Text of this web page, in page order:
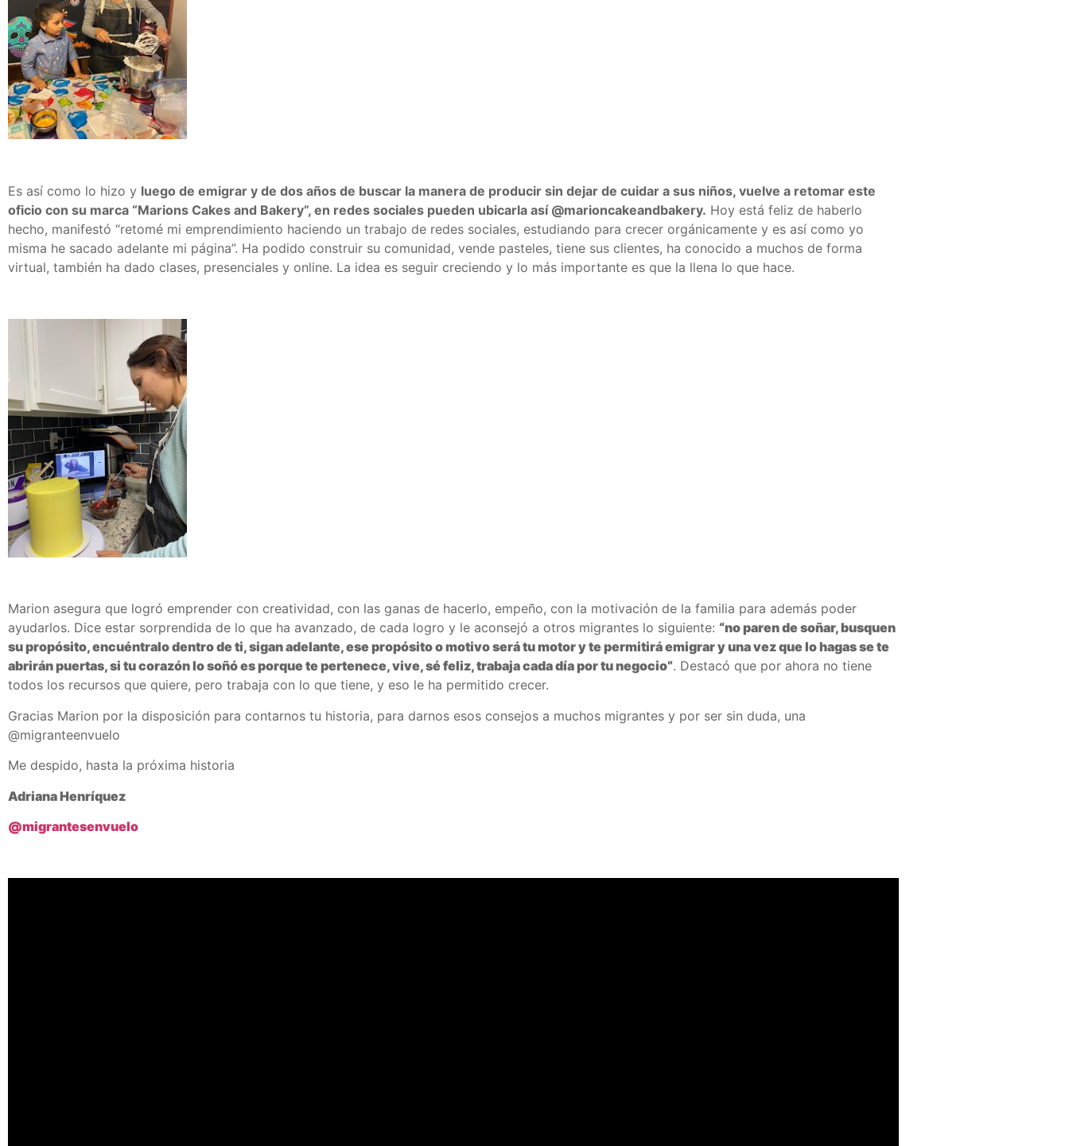
Es así como lo hizo y luego de emigrar y de dos años de buscar la manera de producir sin dejar de cuidar a sus niños, vuelve a retomar este
oficio con su marca “Marions Cakes and Bakery”, en redes sociales pueden ubicarla así @marioncakeandbakery. Hoy está feliz de haberlo
hecho, manifestó “retomé mi emprendimiento haciendo un trabajo de redes sociales, estudiando para crecer orgánicamente y es así como yo
misma he sacado adelante mi página”. Ha podido construir su comunidad, vende pasteles, tiene sus clientes, ha conocido a muchos de forma
virtual, también ha dado clases, presenciales y online. La idea es seguir creciendo y lo más importante es que la llena lo que hace.
Marion asegura que logró emprender con creatividad, con las ganas de hacerlo, empeño, con la motivación de la familia para además poder
ayudarlos. Dice estar sorprendida de lo que ha avanzado, de cada logro y le aconsejó a otros migrantes lo siguiente: “no paren de soñar, busquen
su propósito, encuéntralo dentro de ti, sigan adelante, ese propósito o motivo será tu motor y te permitirá emigrar y una vez que lo hagas se te
abrirán puertas, si tu corazón lo soñó es porque te pertenece, vive, sé feliz, trabaja cada día por tu negocio”. Destacó que por ahora no tiene
todos los recursos que quiere, pero trabaja con lo que tiene, y eso le ha permitido crecer.
Gracias Marion por la disposición para contarnos tu historia, para darnos esos consejos a muchos migrantes y por ser sin duda, una
@migranteenvuelo
Me despido, hasta la próxima historia
Adriana Henríquez
@migrantesenvuelo